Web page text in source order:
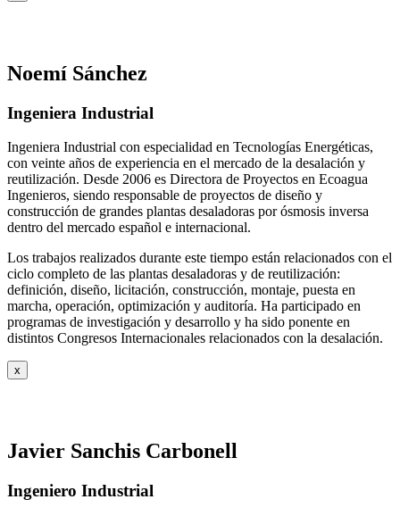
Noemí Sánchez
Ingeniera Industrial
Ingeniera Industrial con especialidad en Tecnologías Energéticas,
con veinte años de experiencia en el mercado de la desalación y
reutilización. Desde 2006 es Directora de Proyectos en Ecoagua
Ingenieros, siendo responsable de proyectos de diseño y
construcción de grandes plantas desaladoras por ósmosis inversa
dentro del mercado español e internacional.
Los trabajos realizados durante este tiempo están relacionados con el
ciclo completo de las plantas desaladoras y de reutilización:
definición, diseño, licitación, construcción, montaje, puesta en
marcha, operación, optimización y auditoría. Ha participado en
programas de investigación y desarrollo y ha sido ponente en
distintos Congresos Internacionales relacionados con la desalación.
x
Javier Sanchis Carbonell
Ingeniero Industrial